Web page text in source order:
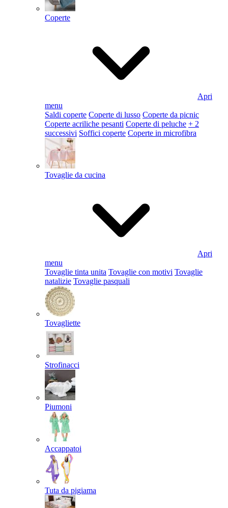
Coperte
Apri
menu
Saldi coperte Coperte di lusso Coperte da picnic
Coperte acriliche pesanti Coperte di peluche + 2
successivi Soffici coperte Coperte in microfibra
Tovaglie da cucina
Apri
menu
Tovaglie tinta unita Tovaglie con motivi Tovaglie
natalizie Tovaglie pasquali
Tovagliette
Strofinacci
Piumoni
Accappatoi
Tuta da pigiama